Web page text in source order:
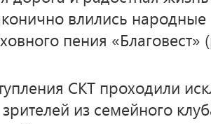
влились
пения «Благовест»
СКТ проходили
зрителей из семейного